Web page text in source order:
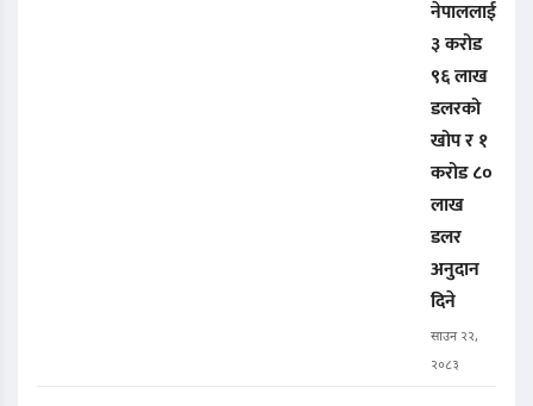
नेपाललाई
३ करोड
९६ लाख
डलरको
खोप र १
करोड ८०
लाख
डलर
अनुदान
दिने
साउन २२,
२०८३